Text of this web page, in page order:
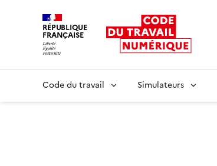
RÉPUBLIQUE
FRANÇAISE
Code du travail Simulateurs